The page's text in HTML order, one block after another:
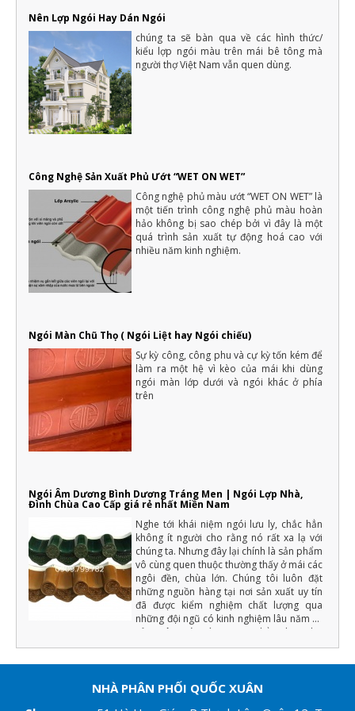
20 loại cây trồng trong nhà không cần ánh sáng dễ chăm sóc
Cây xanh rất cần ánh sáng cho sự sinh trưởng và phát triển. Tuy
vậy, vẫn có một số loại cây trồng không cần nhiều ánh sáng...
Lợp ngói - Xu hướng kiểu mái lợp theo từng phong cách
thiết kế nhà ở
Bên cạnh p hong tục tập quán và phong cách sống của từng
vùng miền, yêu cầu thiết kế nhà và thẩm mỹ của nhà ở còn ảnh
hưởng từ nhiều yếu tố khác trong đó có phong cách của gia chủ
16 cách tiết kiệm tiền để xây nhà hiệu quả và thông minh nhất
Những điều cần biết khi xây nhà mới mà gia chủ cần phải nắm rõ
Xây nhà là việc trong đại của cả một đời người nên luôn cần có
sự chuẩn bị kỹ càng, không thể nào làm qua loa
Nên Lợp Ngói Hay Dán Ngói
chúng ta sẽ bàn qua về các hình thức/
kiểu lợp ngói màu trên mái bê tông mà
người thợ Việt Nam vẫn quen dùng.
Công Nghệ Sản Xuất Phủ Ướt “WET ON WET”
Công nghệ phủ màu ướt “WET ON WET” là
một tiến trình công nghệ phủ màu hoàn
hảo không bị sao chép bởi vì đây là một
quá trình sản xuất tự động hoá cao với
nhiều năm kinh nghiệm.
Ngói Màn Chũ Thọ ( Ngói Liệt hay Ngói chiếu)
Sự kỳ công, công phu và cự kỳ tốn kém để
làm ra một hệ vì kèo của mái khi dùng
ngói màn lớp dưới và ngói khác ở phía
trên
Ngói Âm Dương Bình Dương Tráng Men | Ngói Lợp Nhà,
Đình Chùa Cao Cấp giá rẻ nhất Miền Nam
Nghe tới khái niệm ngói lưu ly, chắc hẳn
không ít người cho rằng nó rất xa lạ với
chúng ta. Nhưng đây lại chính là sản phẩm
vô cùng quen thuộc thường thấy ở mái các
ngôi đền, chùa lớn. Chúng tôi luôn đặt
những nguồn hàng tại nơi sản xuất uy tín
đã được kiểm nghiệm chất lượng qua
những đội ngũ có kinh nghiệm lâu năm về
sản xuât ngói tráng men (Chẳng hạn như
màu men phải đồng đều, chất lượng cốt
tố trên chúng tôi mới xuất hàng.
NHÀ PHÂN PHỐI QUỐC XUÂN